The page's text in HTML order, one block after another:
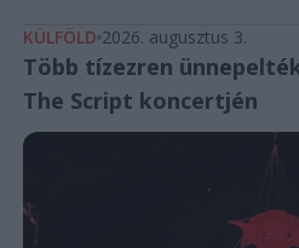
KÜLFÖLD 2026. augusztus 3.
Több tízezren
The Script koncertjén